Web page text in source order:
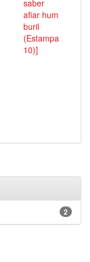
saber
afiar hum
buril
(Estampa
10)]
2